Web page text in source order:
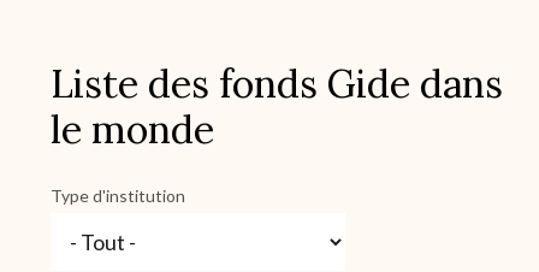
Liste des fonds Gide dans
le monde
Type d'institution